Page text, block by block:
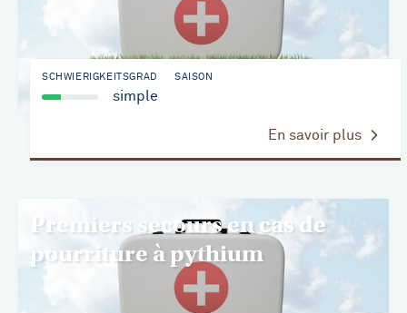
SCHWIERIGKEITSGRAD
simple
SAISON
En savoir plus
Premiers secours en cas de
pourriture à pythium